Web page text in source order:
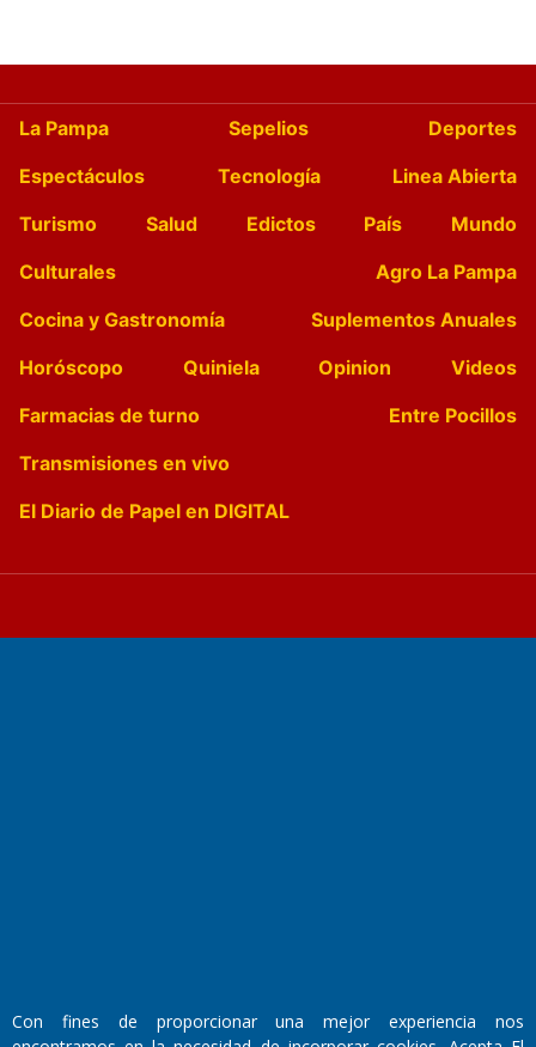
La Pampa Sepelios
Deportes
Espectáculos
Tecnología
Linea Abierta
Turismo
Salud Edictos País
Mundo
Culturales
Agro La Pampa
Cocina y Gastronomía
Suplementos Anuales
Horóscopo
Quiniela Opinion
Videos
Farmacias de turno
Entre Pocillos
Transmisiones en vivo
El Diario de Papel en DIGITAL
Con fines de proporcionar una mejor experiencia nos